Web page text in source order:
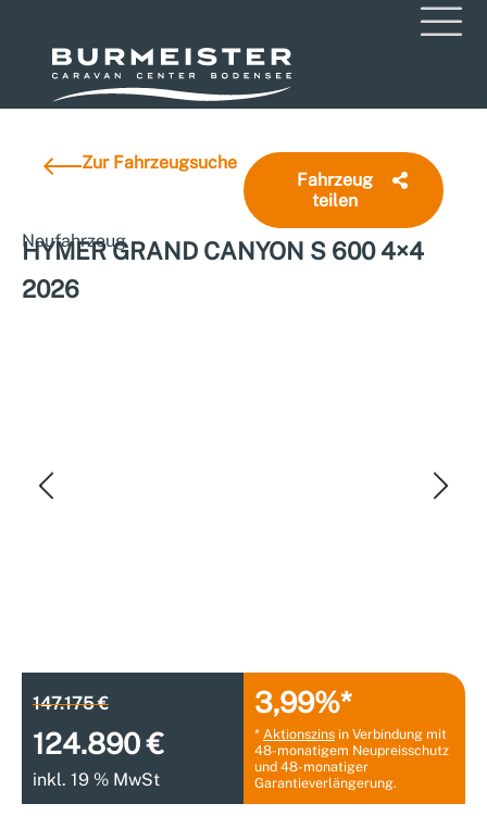
Zur Fahrzeugsuche
Fahrzeug
teilen
Neufahrzeug
HYMER GRAND CANYON S 600 4×4
2026
147.175 €
124.890 €
inkl. 19 % MwSt
3,99%*
* Aktionszins in Verbindung mit
48-monatigem Neupreisschutz
und 48-monatiger
Garantieverlängerung.